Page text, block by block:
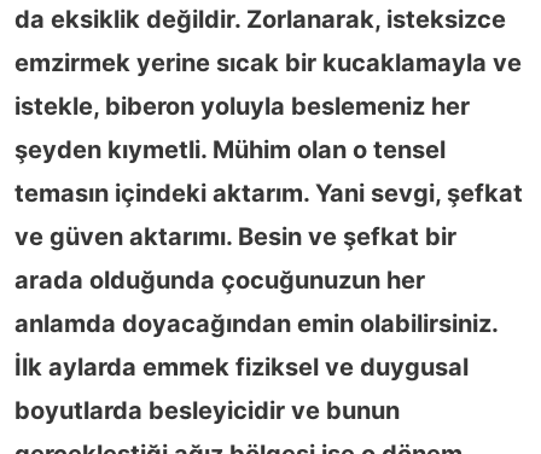
da eksiklik değildir. Zorlanarak, isteksizce
emzirmek yerine sıcak bir kucaklamayla ve
istekle, biberon yoluyla beslemeniz her
şeyden kıymetli. Mühim olan o tensel
temasın içindeki aktarım. Yani sevgi, şefkat
ve güven aktarımı. Besin ve şefkat bir
arada olduğunda çocuğunuzun her
anlamda doyacağından emin olabilirsiniz.
İlk aylarda emmek fiziksel ve duygusal
boyutlarda besleyicidir ve bunun